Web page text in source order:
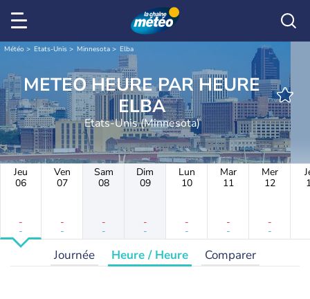
Météo Etats-Unis Minnesota Elba
METEO HEURE PAR HEURE
ELBA
Etats-Unis (Minnesota)
Jeu
06
-
-
Ven
07
-
-
Sam
08
-
-
Dim
09
-
-
Lun
10
-
-
Mar
11
-
-
Mer
12
-
-
Journée Heure / Heure Comparer